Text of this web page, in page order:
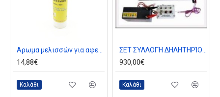
Aρωμα μελισσών για αφεσμους 250 ml
14,88€
Καλάθι
ΣΕΤ ΣΥΛΛΟΓΉ ΔΗΛΗΤΗΡΊΟΥ ΤΩΝ ΜΕΛΙΣΣΏΝ 3 ΤΕΜ.
930,00€
Καλάθι